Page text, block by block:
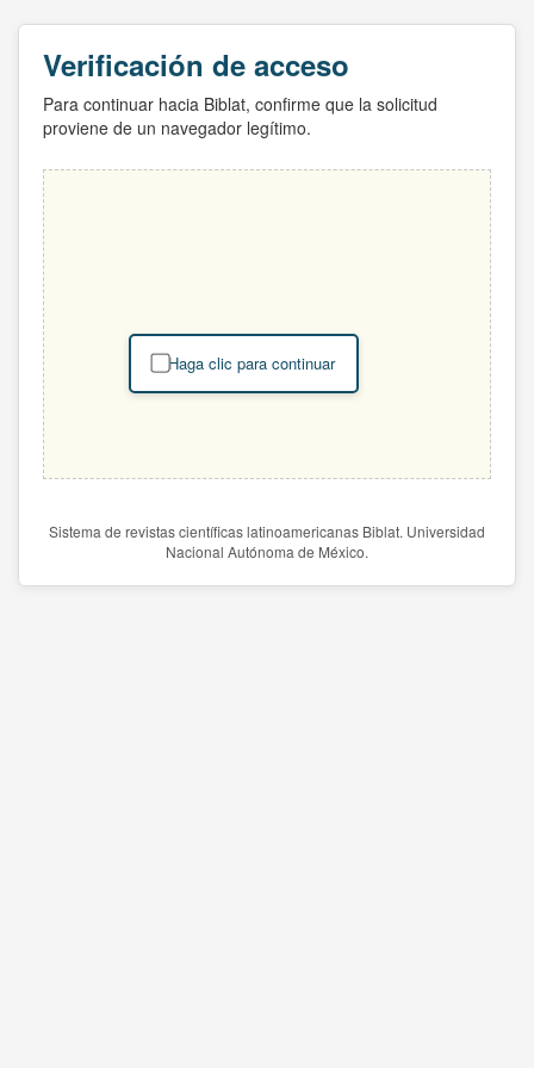
Verificación de acceso
Para continuar hacia Biblat, confirme que la solicitud
proviene de un navegador legítimo.
Haga clic para continuar
Sistema de revistas científicas latinoamericanas Biblat. Universidad
Nacional Autónoma de México.